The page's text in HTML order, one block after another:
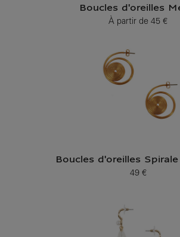
Boucles d'oreilles
À partir dePrix ​​actuel
45 €
Boucles d'oreilles
Prix ​​actuel
49 €